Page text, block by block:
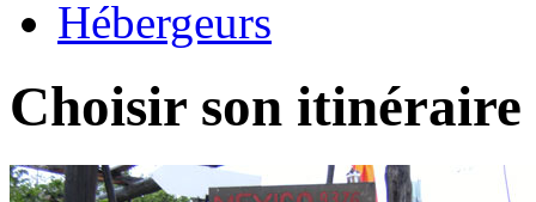
Hébergeurs
Choisir son itinéraire